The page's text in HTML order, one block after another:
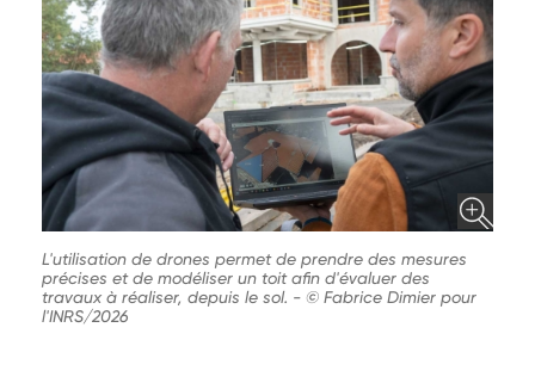
L'utilisation de drones permet de prendre des mesures
précises et de modéliser un toit afin d'évaluer des
travaux à réaliser, depuis le sol. - © Fabrice Dimier pour
l'INRS/2026